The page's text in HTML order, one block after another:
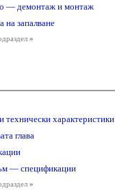
— демонтаж и монтаж
на запалване
»
технически характеристики
глава
— спецификации
»